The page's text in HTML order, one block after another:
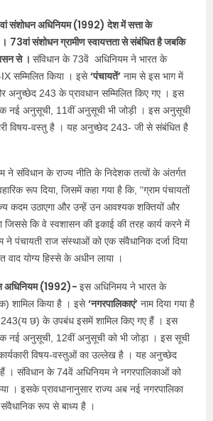
संशोधन अधिनियम (1992) देश में सत्ता के
73वां संशोधन ग्रामीण स्वायत्तता से संबंधित है जबकि
से । संविधान के 73वें अधिनियम ने भारत के
सम्मिलित किया । इसे‘पंचायतें’ नाम से इस भाग में
अनुच्छेद 243 के प्रावधान सम्मिलित किए गए । इस
नई अनुसूची, 11वीं अनुसूची भी जोड़ी । इस अनुसूची
विषय-वस्तु है । यह अनुच्छेद 243- जी से संबंधित है
ने संविधान के राज्य नीति के निदेशक तत्वों के अंतर्गत
रूप दिया, जिसमें कहा गया है कि, “ग्राम पंचायतों
कदम उठाएगा और उन्हें उन आवश्यक शक्तियों और
जिससे कि वे स्वशासन की इकाई की तरह कार्य करने में
ने पंचायती राज संस्थाओं को एक संवैधानिक दर्जा दिया
योग्य हिस्से के अधीन लाया ।
अधिनियम (1992)- इस अधिनिमय ने भारत के
शामिल किया है । इसे‘नगरपालिकाएं’ नाम दिया गया है
छ) के उपबंध इसमें शामिल किए गए हैं । इस
नई अनुसूची, 12वीं अनुसूची को भी जोड़ा । इस सूची
विषय-वस्तुओं का उल्लेख है । यह अनुच्छेद
। संविधान के 74वें अधिनियम ने नगरपालिकाओं को
। इसके प्रावधानानुसार राज्य अब नई नगरपालिका
रूप से बाध्य है ।